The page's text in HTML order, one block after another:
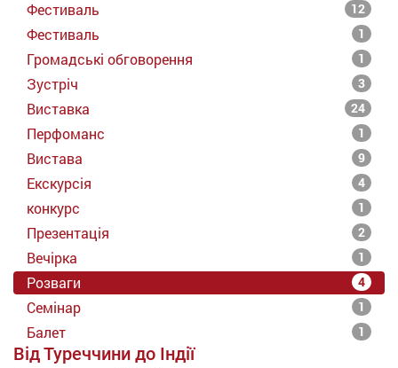
Фестиваль 12
Фестиваль 1
Громадські обговорення 1
Зустріч 3
Виставка 24
Перфоманс 1
Вистава 9
Екскурсія 4
конкурс 1
Презентація 2
Вечірка 1
Розваги 4
Семінар 1
Балет 1
Від Туреччини до Індії